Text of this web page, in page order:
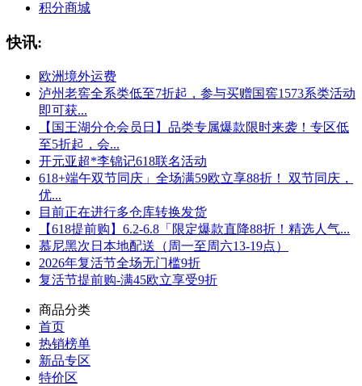
积分商城
快讯:
欧洲境外运费
泸州老窖全系类低至7折起，参与买赠国窖1573系类活动
即可获...
【国王湖分仓会员日】品类专属爆款限时来袭！专区低
至5折起，会...
开元亚超*李锦记618联名活动
618+端午双节同庆」全场满59欧立享88折！ 双节同庆，
优...
目前正在进行多仓库转换发货
【618提前购】6.2-6.8「限定爆款直降88折！精选人气...
慕尼黑次日本地配送（周一至周六13-19点）
2026年复活节全场无门槛9折
复活节提前购-满45欧立享受9折
商品分类
首页
热销榜单
新品专区
特价区